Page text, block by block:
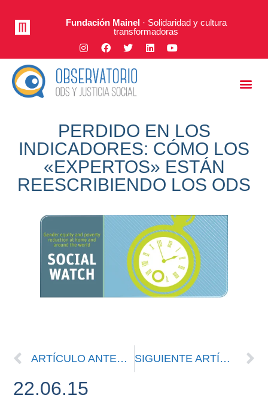
Fundación Mainel· Solidaridad y cultura
transformadoras
PERDIDO EN LOS
INDICADORES: CÓMO LOS
«EXPERTOS» ESTÁN
REESCRIBIENDO LOS ODS
ARTÍCULO ANTERIOR SIGUIENTE ARTÍCULO
22.06.15